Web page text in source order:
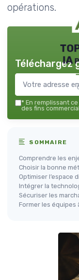
opérations.
IA
Téléchargez
* En remplissant
des fins
SOMMAIRE
Comprendre les
Choisir la bonne
Optimiser l’espace
Intégrer la
Sécuriser les
Former les équipes